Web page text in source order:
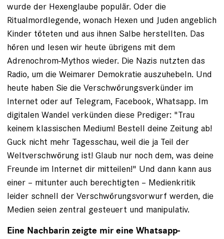
wurde der Hexenglaube populär. Oder die
Ritualmordlegende, wonach Hexen und Juden angeblich
Kinder töteten und aus ihnen Salbe herstellten. Das
hören und lesen wir heute übrigens mit dem
Adrenochrom-Mythos wieder. Die Nazis nutzten das
Radio, um die Weimarer Demokratie auszuhebeln. Und
heute haben Sie die Verschwörungsverkünder im
Internet oder auf Telegram, Facebook, Whatsapp. Im
digitalen Wandel verkünden diese Prediger: "Trau
keinem klassischen Medium! Bestell deine Zeitung ab!
Guck nicht mehr Tagesschau, weil die ja Teil der
Weltverschwörung ist! Glaub nur noch dem, was deine
Freunde im Internet dir mitteilen!" Und dann kann aus
einer – mitunter auch berechtigten – Medienkritik
leider schnell der Verschwörungsvorwurf werden, die
Medien seien zentral gesteuert und manipulativ.
Eine Nachbarin zeigte mir eine Whatsapp-